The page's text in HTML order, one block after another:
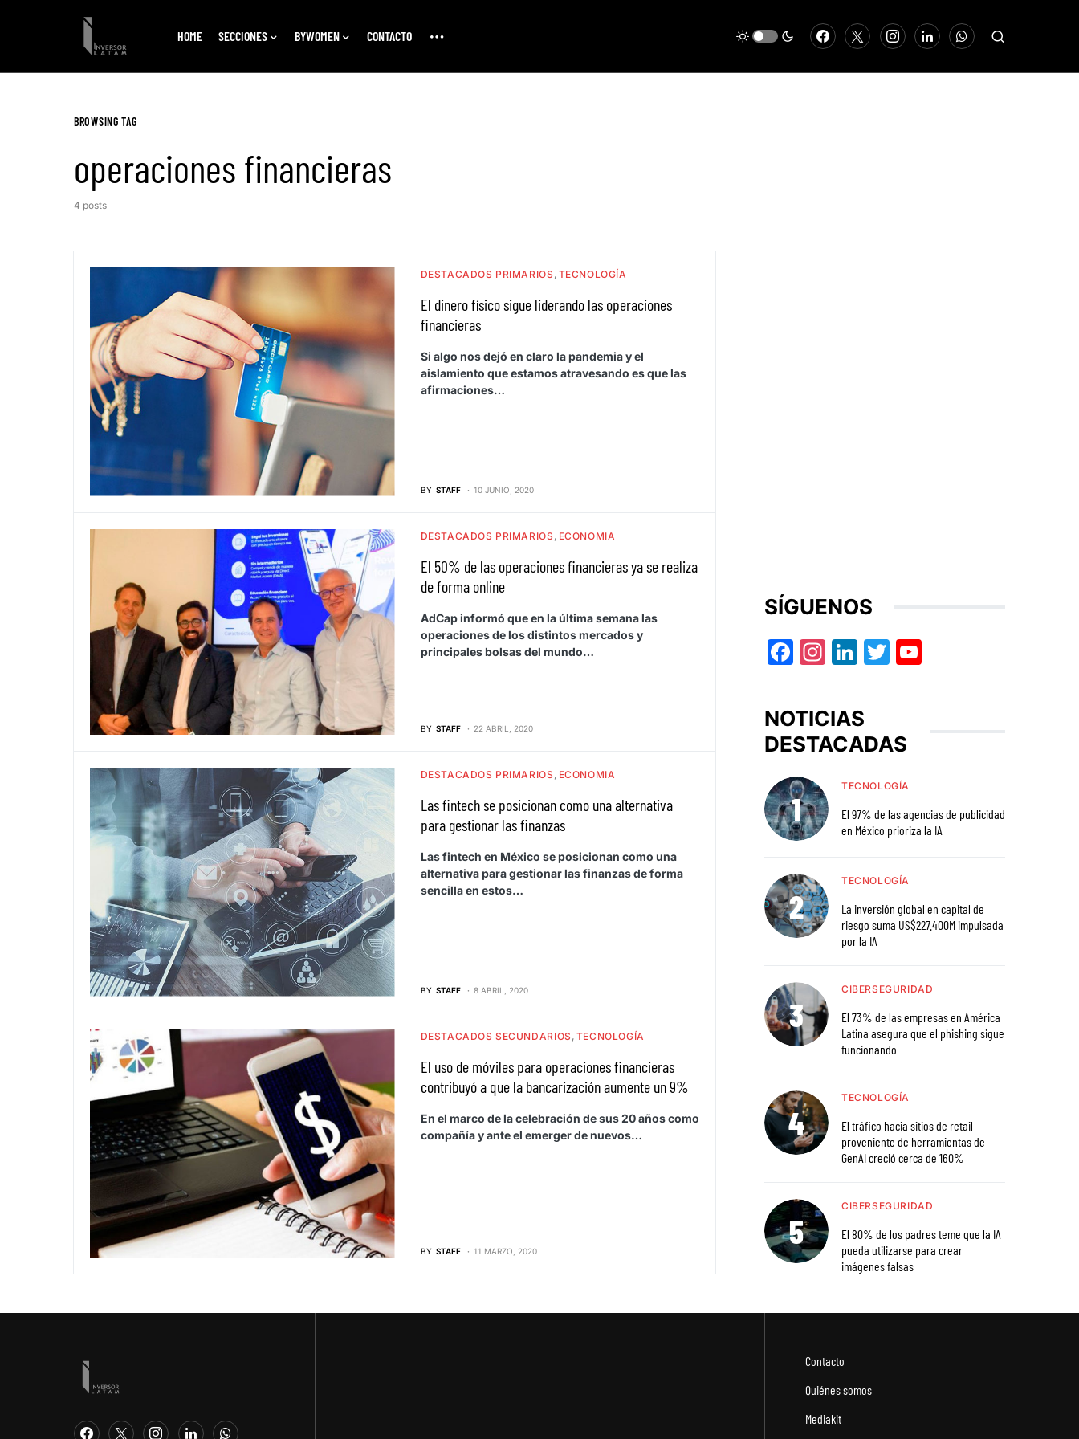
HOME SECCIONES BYWOMEN CONTACTO
BROWSING TAG
operaciones financieras
4 posts
DESTACADOS PRIMARIOS TECNOLOGÍA
El dinero físico sigue liderando las operaciones
financieras
Si algo nos dejó en claro la pandemia y el
aislamiento que estamos atravesando es que las
afirmaciones…
BY STAFF 10 JUNIO, 2020
DESTACADOS PRIMARIOS ECONOMIA
El 50% de las operaciones financieras ya se realiza
de forma online
AdCap informó que en la última semana las
operaciones de los distintos mercados y
principales bolsas del mundo…
BY STAFF 22 ABRIL, 2020
DESTACADOS PRIMARIOS ECONOMIA
Las fintech se posicionan como una alternativa
para gestionar las finanzas
Las fintech en México se posicionan como una
alternativa para gestionar las finanzas de forma
sencilla en estos…
BY STAFF 8 ABRIL, 2020
DESTACADOS SECUNDARIOS TECNOLOGÍA
El uso de móviles para operaciones financieras
contribuyó a que la bancarización aumente un 9%
En el marco de la celebración de sus 20 años como
compañía y ante el emerger de nuevos…
BY STAFF 11 MARZO, 2020
SÍGUENOS
Facebook
Instagram
LinkedIn
Twitter
NOTICIAS
DESTACADAS
TECNOLOGÍA
El 97% de las agencias de publicidad
en México prioriza la IA
TECNOLOGÍA
La inversión global en capital de
riesgo suma US$227.400M impulsada
por la IA
CIBERSEGURIDAD
El 73% de las empresas en América
Latina asegura que el phishing sigue
funcionando
TECNOLOGÍA
El tráfico hacia sitios de retail
proveniente de herramientas de
GenAI creció cerca de 160%
CIBERSEGURIDAD
El 80% de los padres teme que la IA
pueda utilizarse para crear
imágenes falsas
Contacto
Quiénes somos
Mediakit